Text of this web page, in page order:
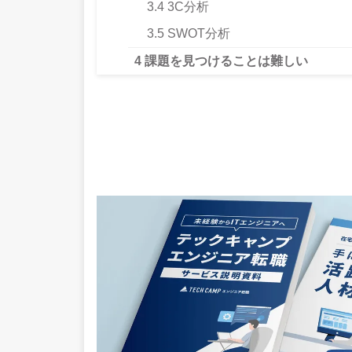
3.4 3C分析
3.5 SWOT分析
4 課題を見つけることは難しい